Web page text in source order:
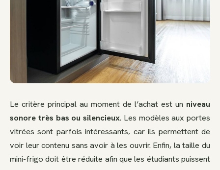
Le critère principal au moment de l’achat est un niveau
sonore très bas ou silencieux. Les modèles aux portes
vitrées sont parfois intéressants, car ils permettent de
voir leur contenu sans avoir à les ouvrir. Enfin, la taille du
mini-frigo doit être réduite afin que les étudiants puissent